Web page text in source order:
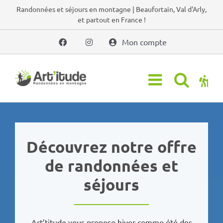
PasserRandonnées et séjours en montagne | Beaufortain, Val d'Arly,
et partout en France !
Mon compte
Découvrez notre offre
de randonnées et
séjours